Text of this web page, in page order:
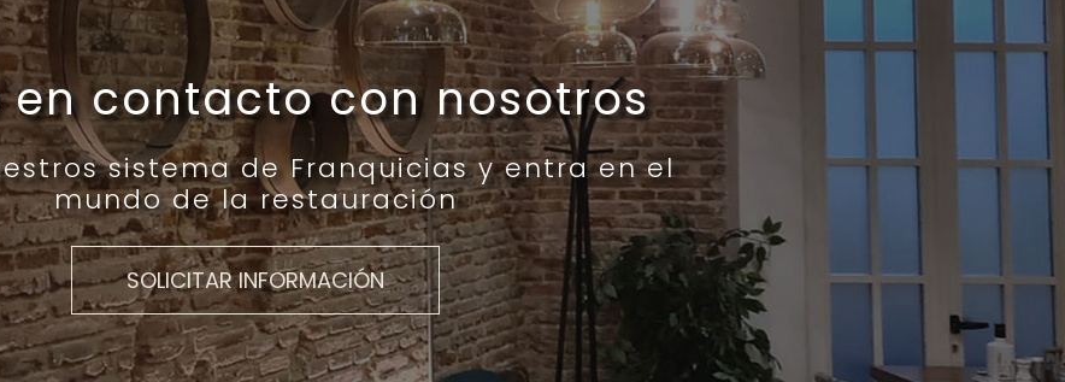
en contacto con nosotros
sistema de Franquicias y entra en el
mundo de la restauración
SOLICITAR INFORMACIÓN